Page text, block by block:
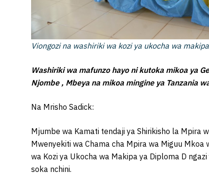
Viongozi na washiriki wa kozi ya ukocha wa
Washiriki wa mafunzo hayo ni kutoka mikoa ya
Njombe , Mbeya na mikoa mingine ya Tanzania
Na Mrisho Sadick:
Mjumbe wa Kamati tendaji ya Shirikisho la Mpira
Mwenyekiti wa Chama cha Mpira wa Miguu Mkoa
wa Kozi ya Ukocha wa Makipa ya Diploma D
soka nchini.